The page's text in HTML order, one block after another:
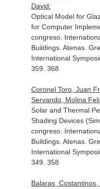
David:
Optical Model for
for Computer
congreso.
Buildings. Atenas.
International
359. 368
Coronel Toro, Juan
Servando, Molina
Solar and Thermal
Shading Devices
congreso.
Buildings. Atenas.
International
349. 358
Balaras, Costantinos,